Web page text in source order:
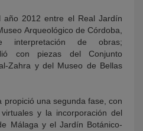
2012 entre el Real Jardín
Arqueológico de Córdoba,
de obras;
con piezas del Conjunto
Zahra y del Museo de Bellas
propició una segunda fase, con
y la incorporación del
Málaga y el Jardín Botánico-